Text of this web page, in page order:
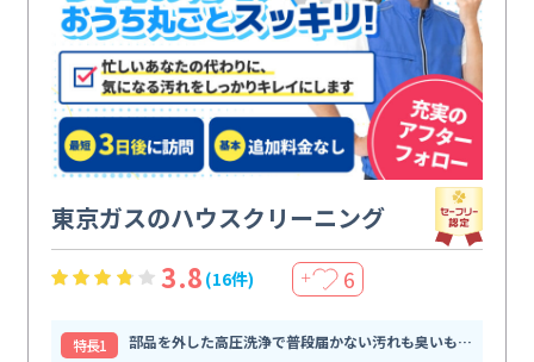
東京ガスのハウスクリーニング
3.8 (16件) ＋ 6
特⻑1
部品を外した高圧洗浄で普段届かない汚れも臭いもすっきり解消